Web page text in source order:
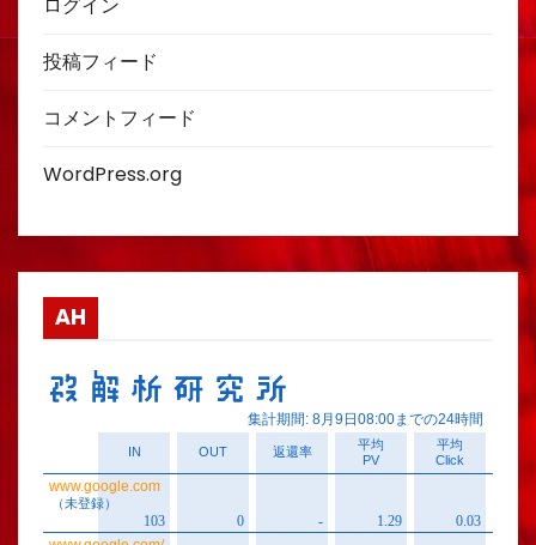
投稿フィード
コメントフィード
WordPress.org
AH